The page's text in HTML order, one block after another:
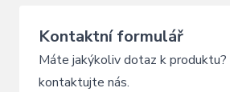
Kontaktní formulář
Máte jakýkoliv dotaz k
kontaktujte nás.